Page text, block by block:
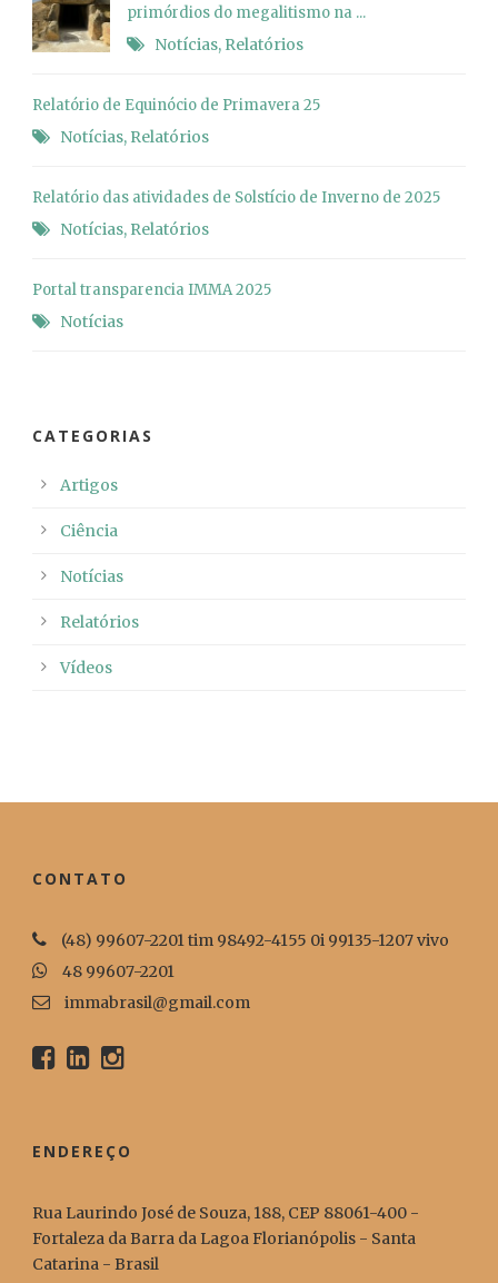
primórdios do megalitismo na ...
Notícias, Relatórios
Relatório de Equinócio de Primavera 25
Notícias, Relatórios
Relatório das atividades de Solstício de Inverno de 2025
Notícias, Relatórios
Portal transparencia IMMA 2025
Notícias
CATEGORIAS
Artigos
Ciência
Notícias
Relatórios
Vídeos
CONTATO
(48) 99607-2201 tim 98492-4155 0i 99135-1207 vivo
48 99607-2201
immabrasil@gmail.com
ENDEREÇO
Rua Laurindo José de Souza, 188, CEP 88061-400 -
Fortaleza da Barra da Lagoa Florianópolis - Santa
Catarina - Brasil